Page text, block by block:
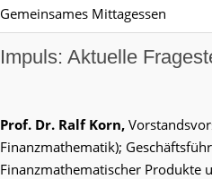
Gemeinsames Mittagessen
Impuls: Aktuelle
Prof. Dr. Ralf Korn,
Finanzmathematik);
Finanzmathematischer Produkte